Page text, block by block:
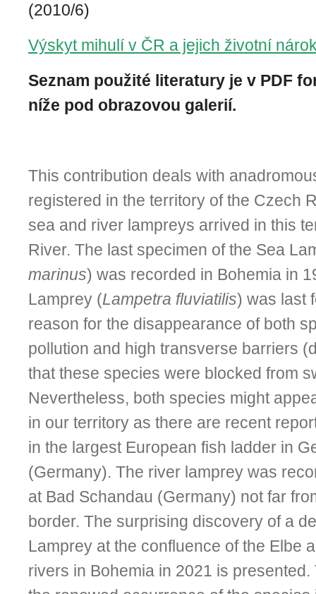
(2010/6)
Výskyt mihulí v ČR a jejich životní
Seznam použité literatury je v PDF
níže pod obrazovou galerií.
This contribution deals with
registered in the territory of the Czech
sea and river lampreys arrived in this
River. The last specimen of the Sea
marinus) was recorded in Bohemia in
Lamprey (Lampetra fluviatilis) was last
reason for the disappearance of both
pollution and high transverse barriers
that these species were blocked from
Nevertheless, both species might
in our territory as there are recent
in the largest European fish ladder in
(Germany). The river lamprey was
at Bad Schandau (Germany) not far
border. The surprising discovery of a
Lamprey at the confluence of the Elbe
rivers in Bohemia in 2021 is